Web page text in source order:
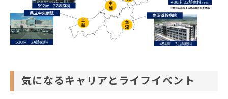
気になるキャリアとライフイベント